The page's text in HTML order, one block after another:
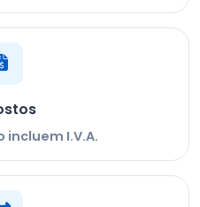
incluem I.V.A.